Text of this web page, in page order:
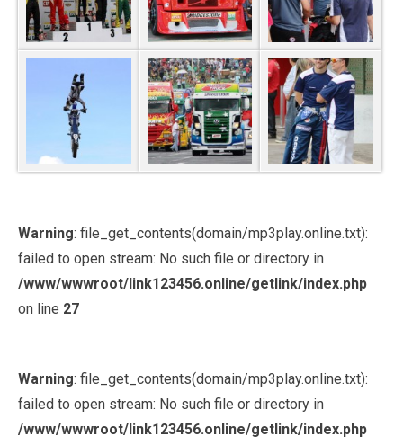
Warning: file_get_contents(domain/mp3play.online.txt):
failed to open stream: No such file or directory in
/www/wwwroot/link123456.online/getlink/index.php
on line 27
Warning: file_get_contents(domain/mp3play.online.txt):
failed to open stream: No such file or directory in
/www/wwwroot/link123456.online/getlink/index.php